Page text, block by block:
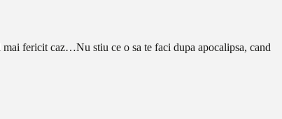
fericit caz…Nu stiu ce o sa te faci dupa apocalipsa, cand